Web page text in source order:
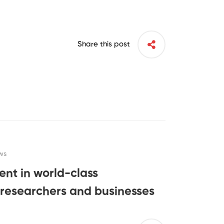
Share this post
in world-class
and businesses